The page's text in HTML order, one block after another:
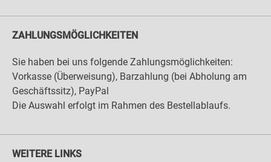
ZAHLUNGSMÖGLICHKEITEN
Sie haben bei uns folgende Zahlungsmöglichkeiten:
Vorkasse (Überweisung), Barzahlung (bei Abholung am
Geschäftssitz), PayPal
Die Auswahl erfolgt im Rahmen des Bestellablaufs.
WEITERE LINKS